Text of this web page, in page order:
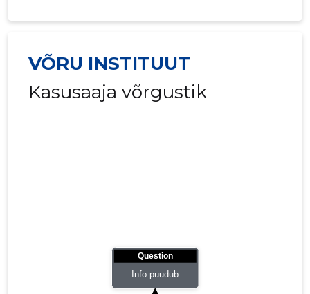
VÕRU INSTITUUT
Kasusaaja võrgustik